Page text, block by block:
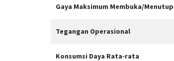
Gaya Maksimum Membuka/Menutup
Tegangan Operasional
Konsumsi Daya Rata-rata